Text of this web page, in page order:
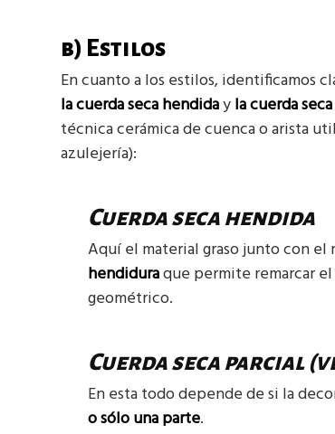
b) Estilos
En cuanto a los estilos, identificamos
la cuerda seca hendidayla cuerda
técnica cerámica de cuenca o arista
azulejería):
Cuerda seca hendida
Aquí el material graso junto con el
hendiduraque permite remarcar
geométrico.
Cuerda seca parcial
En esta todo depende de si la
o sólo una parte.